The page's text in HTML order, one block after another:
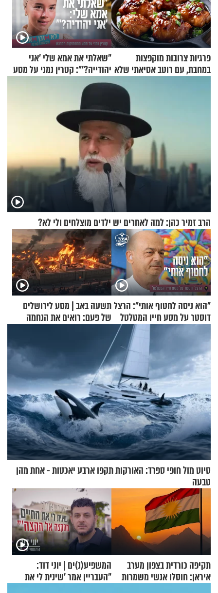
פרגיות צרובות מוקפצות
במחבת, עם רוטב אסיאתי שלא
"שאלתי את אמא שלי 'אני
יהודייה?'": קטרין נמני על מסע
ההתחזקות המרגש
הרב זמיר כהן: למה לאחרים יש ילדים מוצלחים ולי לא?
"הוא ניסה לחטוף אותי": הרצל
דוסטר על מסע חייו המטלטל
תשעה באב | מסע לירושלים
של פעם: רואים את הנחמה
סיוט מול חופי ספרד: האורקות תקפו ארבע יאכטות - אחת מהן
טבעה
תקיפה כורדית בצפון מערב
איראן: חוסלו אנשי משמרות
המשפיע(נ)ים | יוני דוד:
"העבריין אמר 'שינית לי את